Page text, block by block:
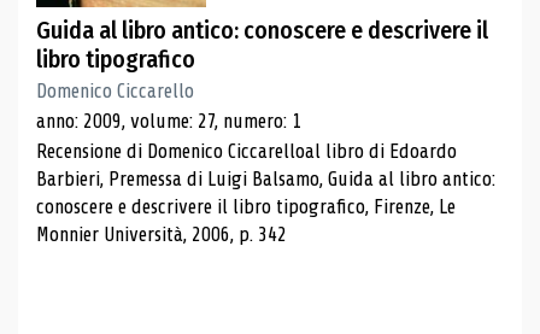
Guida al libro antico: conoscere e descrivere il
libro tipografico
Domenico Ciccarello
anno: 2009, volume: 27, numero: 1
Recensione di Domenico Ciccarelloal libro di Edoardo
Barbieri, Premessa di Luigi Balsamo, Guida al libro antico:
conoscere e descrivere il libro tipografico, Firenze, Le
Monnier Università, 2006, p. 342